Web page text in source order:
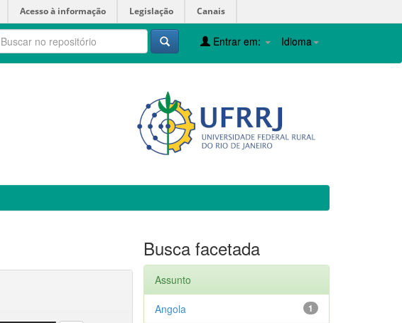
Acesso à informação Legislação Canais
Idioma
Entrar em:
Busca facetada
Assunto
1
Angola